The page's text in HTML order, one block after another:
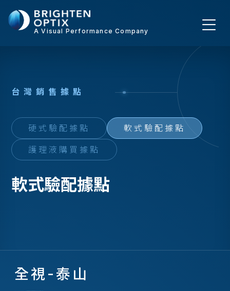
A Visual Performance Company
台灣銷 售據點
硬式驗配據點 軟式驗配據點
護理液購買據點
軟式驗配據點
全視-泰山